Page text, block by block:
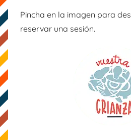
Pincha en la imagen para
reservar una sesión.